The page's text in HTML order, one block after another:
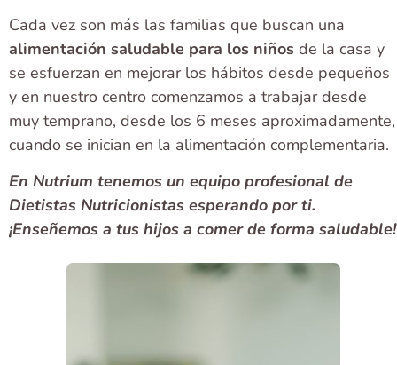
Cada vez son más las familias que buscan una
alimentación saludable para los niños de la casa y
se esfuerzan en mejorar los hábitos desde pequeños
y en nuestro centro comenzamos a trabajar desde
muy temprano, desde los 6 meses aproximadamente,
cuando se inician en la alimentación complementaria.
En Nutrium tenemos un equipo profesional de
Dietistas Nutricionistas esperando por ti.
¡Enseñemos a tus hijos a comer de forma saludable!